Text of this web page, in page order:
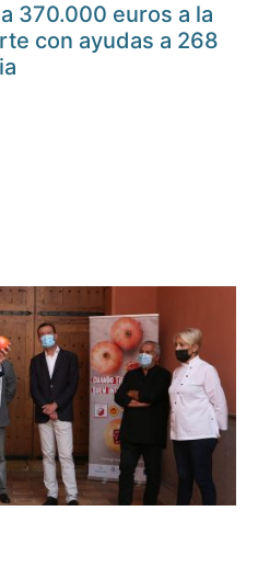
370.000 euros a la
con ayudas a 268